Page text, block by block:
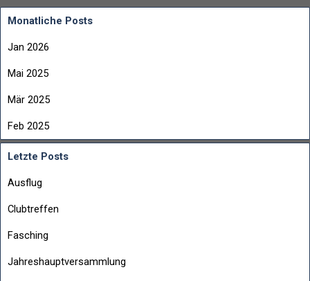
Monatliche Posts
Jan 2026
Mai 2025
Mär 2025
Feb 2025
Letzte Posts
Ausflug
Clubtreffen
Fasching
Jahreshauptversammlung